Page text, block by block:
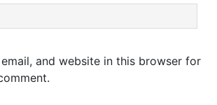
email, and website in this browser for